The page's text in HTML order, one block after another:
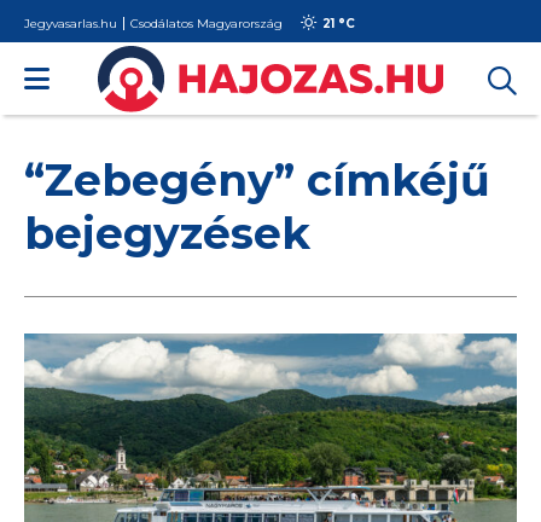
Jegyvasarlas.hu Csodálatos Magyarország 21 °C
“Zebegény” címkéjű
bejegyzések